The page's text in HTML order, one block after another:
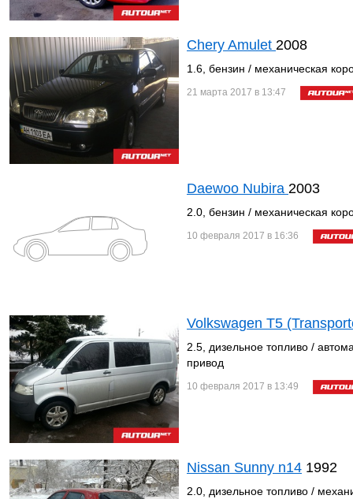
Chery Amulet 2008
1.6, бензин / механическая
21 марта 2017 в 13:47
Daewoo Nubira 2003
2.0, бензин / механическая
10 февраля 2017 в 16:36
Volkswagen T5
2.5, дизельное топливо /
привод
10 февраля 2017 в 13:49
Nissan Sunny n14 1992
2.0, дизельное топливо /